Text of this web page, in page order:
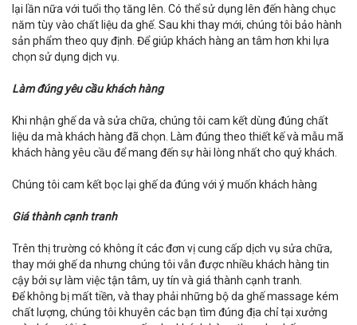
lại lần nữa với tuổi thọ tăng lên. Có thể sử dụng lên đến hàng chục
năm tùy vào chất liệu da ghế. Sau khi thay mới, chúng tôi bảo hành
sản phẩm theo quy định. Để giúp khách hàng an tâm hơn khi lựa
chọn sử dụng dịch vụ.
Làm đúng yêu cầu khách hàng
Khi nhận ghế da và sửa chữa, chúng tôi cam kết dùng đúng chất
liệu da mà khách hàng đã chọn. Làm đúng theo thiết kế và mẫu mã
khách hàng yêu cầu để mang đến sự hài lòng nhất cho quý khách.
Chúng tôi cam kết bọc lại ghế da đúng với ý muốn khách hàng
Giá thành cạnh tranh
Trên thị trường có không ít các đơn vị cung cấp dịch vụ sửa chữa,
thay mới ghế da nhưng chúng tôi vẫn được nhiều khách hàng tin
cậy bởi sự làm việc tận tâm, uy tín và giá thành cạnh tranh.
Để không bị mất tiền, và thay phải những bộ da ghế massage kém
chất lượng, chúng tôi khuyên các bạn tìm đúng địa chỉ tại xưởng